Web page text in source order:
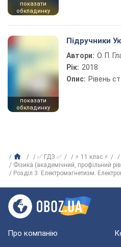
показати
обкладинку
показати
обкладинку
Підручники
Автори: О. П.
Рік: 2018
Опис: Рівень
✅ ГДЗ ✅ ⚡ 11 клас ⚡
Фізика (академічний, профільний
Розділ 3. Електромагнетизм.
Про компанію